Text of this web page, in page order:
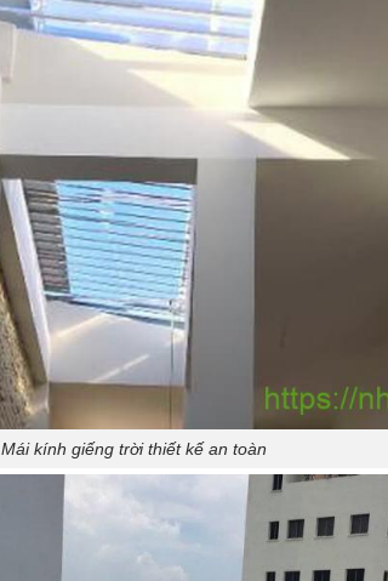
Mái kính giếng trời thiết kế an toàn